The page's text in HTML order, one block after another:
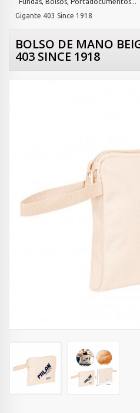
Gigante 403 Since 1918
BOLSO DE MANO
403 SINCE 1918